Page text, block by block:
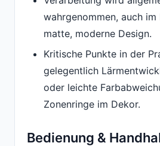
wahrgenommen, auch
matte, moderne Design.
Kritische Punkte in der
gelegentlich
oder leichte
Zonenringe im Dekor.
Bedienung &